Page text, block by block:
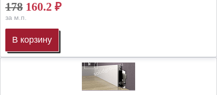
178 160.2 ₽
за м.п.
В корзину